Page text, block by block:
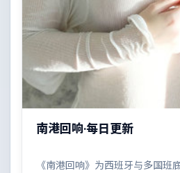
南港回响·每日更新
《南港回响》为西班牙与多国班